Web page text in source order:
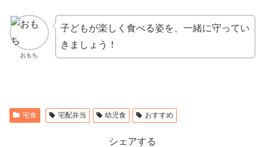
おもち
子どもが楽しく食べる姿を、一緒に守ってい
きましょう！
宅食 宅配弁当 幼児食 おすすめ
シェアする